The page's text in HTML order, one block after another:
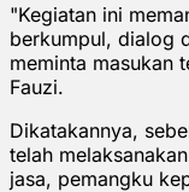
"Kegiatan ini
berkumpul, dialog
meminta masukan
Fauzi.
Dikatakannya,
telah
jasa, pemangku